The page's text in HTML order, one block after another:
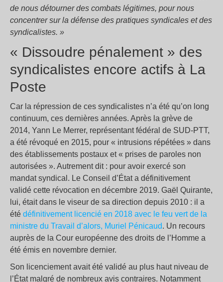
de nous détourner des combats légitimes, pour nous
concentrer sur la défense des pratiques syndicales et des
syndicalistes. »
« Dissoudre pénalement » des
syndicalistes encore actifs à La
Poste
Car la répression de ces syndicalistes n’a été qu’on long
continuum, ces dernières années. Après la grève de
2014, Yann Le Merrer, représentant fédéral de SUD-PTT,
a été révoqué en 2015, pour « intrusions répétées » dans
des établissements postaux et « prises de paroles non
autorisées ». Autrement dit : pour avoir exercé son
mandat syndical. Le Conseil d’État a définitivement
validé cette révocation en décembre 2019. Gaël Quirante,
lui, était dans le viseur de sa direction depuis 2010 : il a
été définitivement licencié en 2018 avec le feu vert de la
ministre du Travail d’alors, Muriel Pénicaud. Un recours
auprès de la Cour européenne des droits de l’Homme a
été émis en novembre dernier.
Son licenciement avait été validé au plus haut niveau de
l’État malgré de nombreux avis contraires. Notamment